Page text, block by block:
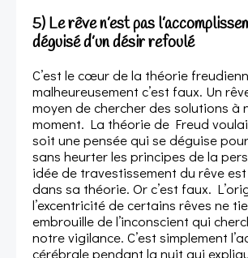
5) Le rêve n’est pas
déguisé d’un désir refoulé
C’est le cœur de la théorie
malheureusement c’est faux. Un
moyen de chercher des solutions à
moment. La théorie de Freud
soit une pensée qui se déguise
sans heurter les principes de la
idée de travestissement du rêve
dans sa théorie. Or c’est faux.
l’excentricité de certains rêves ne
embrouille de l’inconscient qui
notre vigilance. C’est simplement
cérébrale pendant la nuit qui